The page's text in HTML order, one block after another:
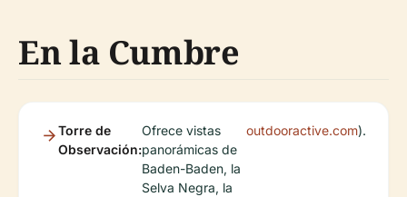
En la Cumbre
Torre de
Observación:
Ofrece vistas
panorámicas de
Baden-Baden, la
Selva Negra, la
outdooractive.com).